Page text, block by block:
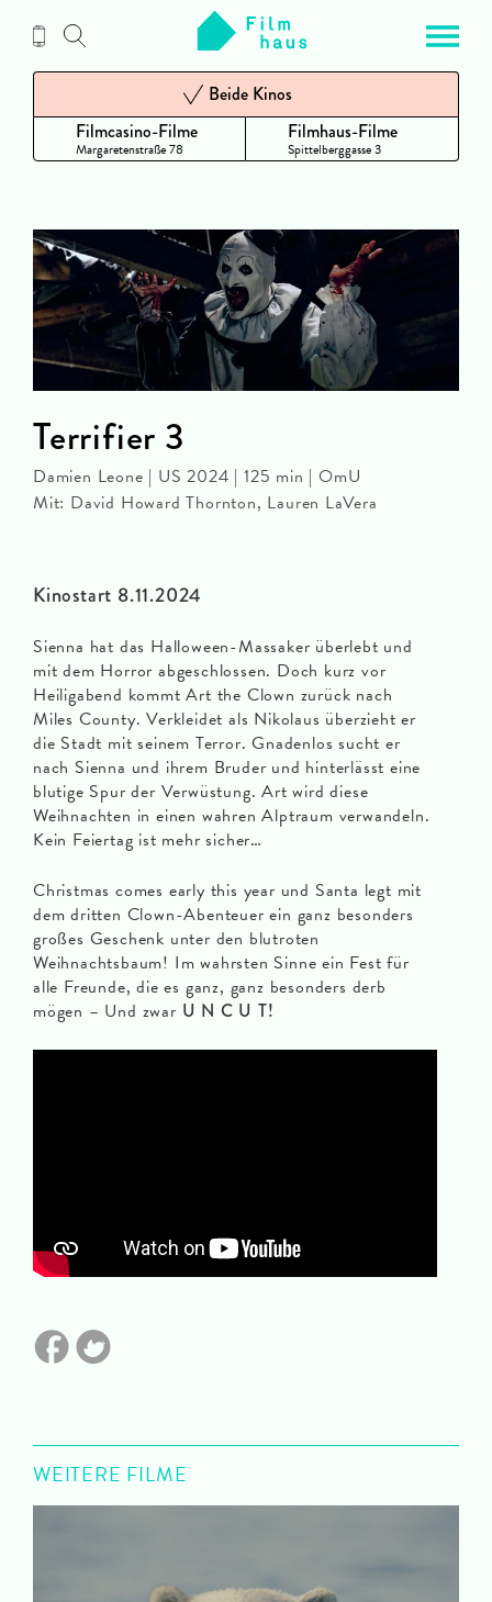
Inhalt
Filmcasino-Filme
Margaretenstraße 78
Beide Kinos
Filmhaus-Filme
Spittelberggasse 3
Kinostart 8.11.2024
Sienna hat das Halloween-Massaker überlebt und
mit dem Horror abgeschlossen. Doch kurz vor
Heiligabend kommt Art the Clown zurück nach
Miles County. Verkleidet als Nikolaus überzieht er
die Stadt mit seinem Terror. Gnadenlos sucht er
nach Sienna und ihrem Bruder und hinterlässt eine
blutige Spur der Verwüstung. Art wird diese
Weihnachten in einen wahren Alptraum verwandeln.
Kein Feiertag ist mehr sicher…
Christmas comes early this year und Santa legt mit
dem dritten Clown-Abenteuer ein ganz besonders
großes Geschenk unter den blutroten
Weihnachtsbaum! Im wahrsten Sinne ein Fest für
alle Freunde, die es ganz, ganz besonders derb
mögen – Und zwar U N C U T!
Terrifier 3
Damien Leone | US 2024 | 125 min | OmU
Mit: David Howard Thornton, Lauren LaVera
WEITERE FILME